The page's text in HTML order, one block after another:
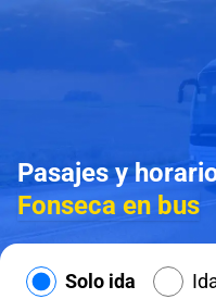
Pasajes y
Fonseca en bus
Solo ida